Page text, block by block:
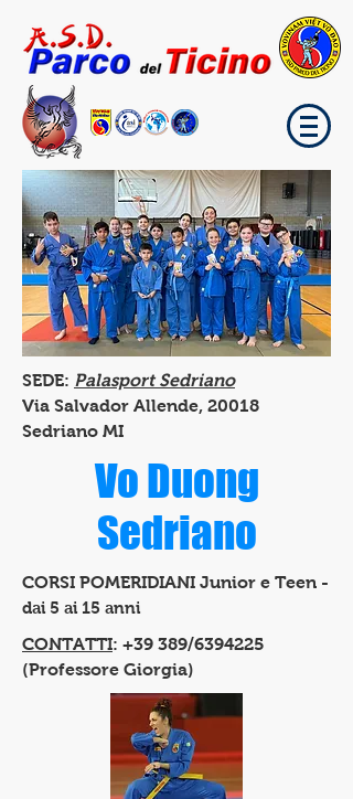
SEDE: Palasport Sedriano
Via Salvador Allende, 20018
Sedriano MI
Vo Duong
Sedriano
CORSI POMERIDIANI Junior e Teen -
dai 5 ai 15 anni
CONTATTI: +39 389/6394225
(Professore Giorgia)